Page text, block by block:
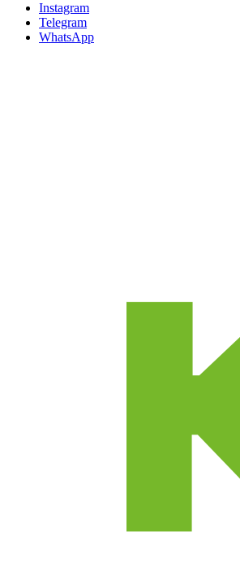
Instagram
Telegram
WhatsApp